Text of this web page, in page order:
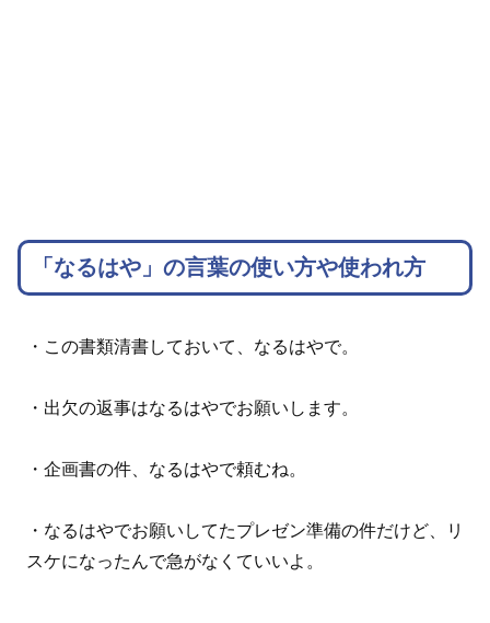
「なるはや」の言葉の使い方や使われ方
・この書類清書しておいて、なるはやで。
・出欠の返事はなるはやでお願いします。
・企画書の件、なるはやで頼むね。
・なるはやでお願いしてたプレゼン準備の件だけど、リ
スケになったんで急がなくていいよ。